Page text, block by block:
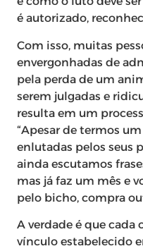
é autorizado,
Com isso, muitas
envergonhadas de
pela perda de um
serem julgadas e
resulta em um
“Apesar de termos
enlutadas pelos seus
ainda escutamos
mas já faz um mês e
pelo bicho, compra
A verdade é que cada
vínculo estabelecido